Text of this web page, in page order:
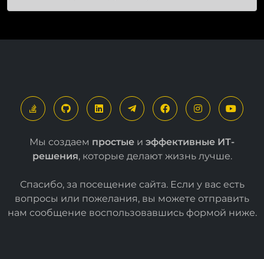
Мы создаем простые и эффективные ИТ-
решения, которые делают жизнь лучше.
Спасибо, за посещение сайта. Если у вас есть
вопросы или пожелания, вы можете отправить
нам сообщение воспользовавшись формой ниже.